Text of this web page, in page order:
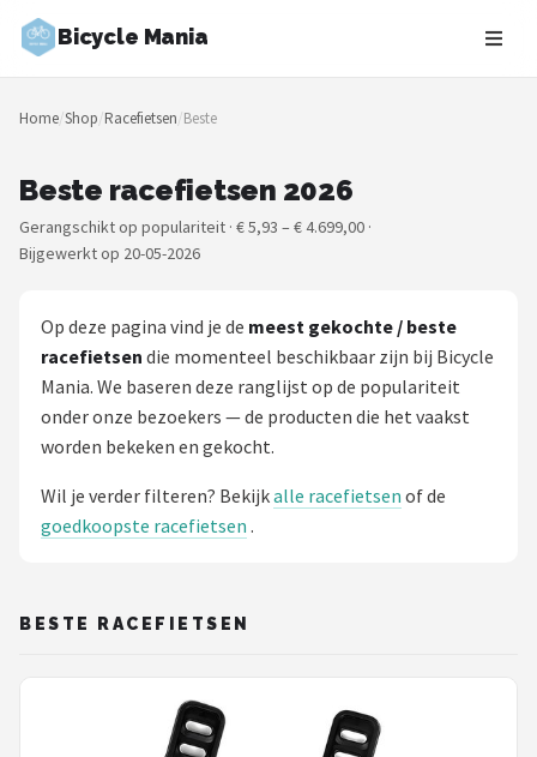
Bicycle Mania
Zoeken
NAVIGATIE
Merken
Fietsroutes
Kinderfietsen
Elektrische fietsen
POPULAIRE MERKEN
Home/Shop/Racefietsen/Beste
Beste racefietsen 2026
Gerangschikt op populariteit · € 5,93 – € 4.699,00 ·
Bijgewerkt op 20-05-2026
Op deze pagina vind je de meest gekochte / beste
racefietsen die momenteel beschikbaar zijn bij Bicycle
Mania. We baseren deze ranglijst op de populariteit
onder onze bezoekers — de producten die het vaakst
worden bekeken en gekocht.
Wil je verder filteren? Bekijkalle racefietsen of de
goedkoopste racefietsen .
BESTE RACEFIETSEN